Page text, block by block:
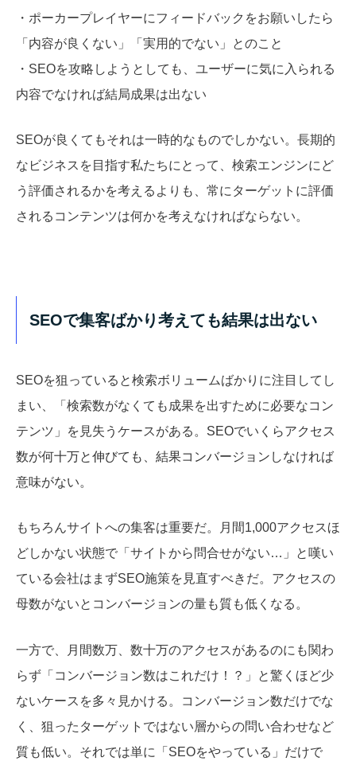
・ポーカープレイヤーにフィードバックをお願いしたら
「内容が良くない」「実用的でない」とのこと
・SEOを攻略しようとしても、ユーザーに気に入られる
内容でなければ結局成果は出ない
SEOが良くてもそれは一時的なものでしかない。長期的
なビジネスを目指す私たちにとって、検索エンジンにど
う評価されるかを考えるよりも、常にターゲットに評価
されるコンテンツは何かを考えなければならない。
SEOで集客ばかり考えても結果は出ない
SEOを狙っていると検索ボリュームばかりに注目してし
まい、「検索数がなくても成果を出すために必要なコン
テンツ」を見失うケースがある。 SEOでいくらアクセス
数が何十万と伸びても、結果コンバージョンしなければ
意味がない。
もちろんサイトへの集客は重要だ。月間1,000アクセスほ
どしかない状態で「サイトから問合せがない…」と嘆い
ている会社はまずSEO施策を見直すべきだ。アクセスの
母数がないとコンバージョンの量も質も低くなる。
一方で、月間数万、数十万のアクセスがあるのにも関わ
らず「コンバージョン数はこれだけ！？」と驚くほど少
ないケースを多々見かける。コンバージョン数だけでな
く、狙ったターゲットではない層からの問い合わせなど
質も低い。それでは単に「SEOをやっている」だけで